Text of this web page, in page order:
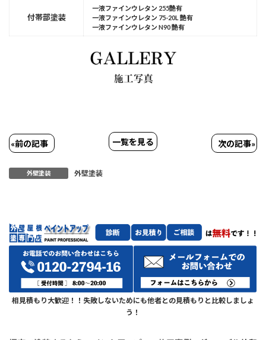
付帯部塗装
一液ファインウレタン 255艶有
一液ファインウレタン 75-20L 艶有
一液ファインウレタン N90 艶有
«前の記事 一覧を見る 次の記事»
外壁塗装 外壁塗装
相見積もり大歓迎！！失敗しないためにも他者との見積もりと比較しましょ
う！